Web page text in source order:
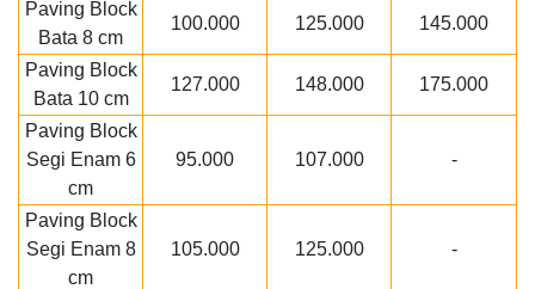
Paving Block
Bata 8 cm
100.000 125.000 145.000
Paving Block
Bata 10 cm
127.000 148.000 175.000
Paving Block
Segi Enam 6
cm
95.000 107.000 -
Paving Block
Segi Enam 8
cm
105.000 125.000 -